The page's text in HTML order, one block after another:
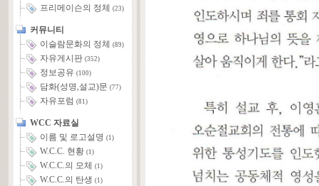
프리메이슨의 정체 (23)
커뮤니티
이슬람문화의 정체
(89)
자유게시판 (352)
정보공유 (100)
담화(성명,설교)문 (77)
자유포럼 (81)
WCC 자료실
이름 및 로고설명 (1)
W.C.C. 현황 (1)
W.C.C.의 모체 (1)
W.C.C.의 탄생 (1)